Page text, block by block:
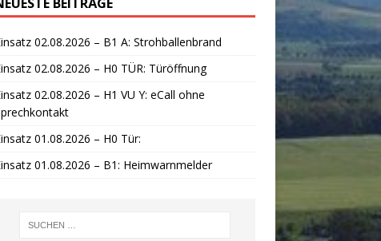
02.08.2026 – B1 A: Strohballenbrand
02.08.2026 – H0 TÜR: Türöffnung
02.08.2026 – H1 VU Y: eCall ohne
01.08.2026 – H0 Tür:
01.08.2026 – B1: Heimwarnmelder